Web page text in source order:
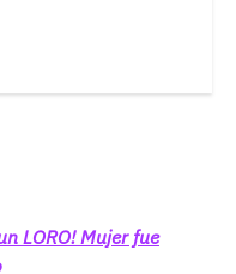
LORO! Mujer fue